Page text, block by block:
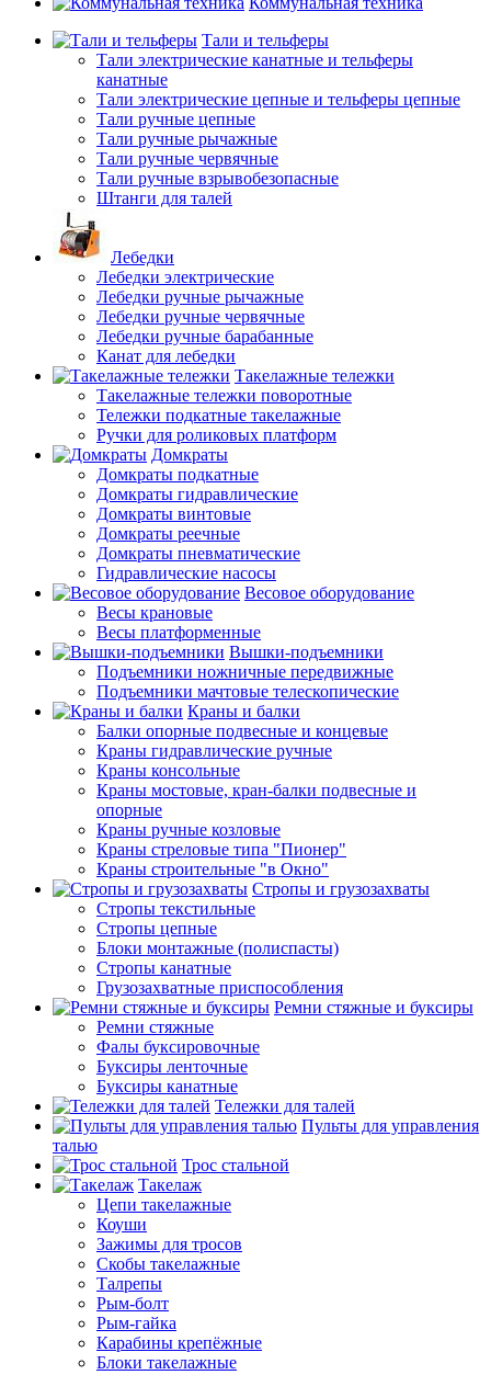
Тали и тельферы
Тали электрические канатные и тельферы
канатные
Тали электрические цепные и тельферы цепные
Тали ручные цепные
Тали ручные рычажные
Тали ручные червячные
Тали ручные взрывобезопасные
Штанги для талей
Лебедки
Лебедки электрические
Лебедки ручные рычажные
Лебедки ручные червячные
Лебедки ручные барабанные
Канат для лебедки
Такелажные тележки
Такелажные тележки поворотные
Тележки подкатные такелажные
Ручки для роликовых платформ
Домкраты
Домкраты подкатные
Домкраты гидравлические
Домкраты винтовые
Домкраты реечные
Домкраты пневматические
Гидравлические насосы
Весовое оборудование
Весы крановые
Весы платформенные
Вышки-подъемники
Подъемники ножничные передвижные
Подъемники мачтовые телескопические
Краны и балки
Балки опорные подвесные и концевые
Краны гидравлические ручные
Краны консольные
Краны мостовые, кран-балки подвесные и
опорные
Краны ручные козловые
Краны стреловые типа "Пионер"
Краны строительные "в Окно"
Стропы и грузозахваты
Стропы текстильные
Стропы цепные
Блоки монтажные (полиспасты)
Стропы канатные
Грузозахватные приспособления
Ремни стяжные и буксиры
Ремни стяжные
Фалы буксировочные
Буксиры ленточные
Буксиры канатные
Тележки для талей
Пульты для управления
талью
Трос стальной
Такелаж
Цепи такелажные
Коуши
Зажимы для тросов
Скобы такелажные
Талрепы
Рым-болт
Рым-гайка
Карабины крепёжные
Блоки такелажные